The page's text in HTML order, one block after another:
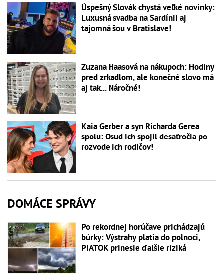
Úspešný Slovák chystá veľké novinky:
Luxusná svadba na Sardínii aj
tajomná šou v Bratislave!
Zuzana Haasová na nákupoch: Hodiny
pred zrkadlom, ale konečné slovo má
aj tak... Náročné!
Kaia Gerber a syn Richarda Gerea
spolu: Osud ich spojil desaťročia po
rozvode ich rodičov!
DOMÁCE SPRÁVY
Po rekordnej horúčave prichádzajú
búrky: Výstrahy platia do polnoci,
PIATOK prinesie ďalšie riziká